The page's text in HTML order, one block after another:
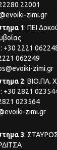
22001
zimi.gr
1: ΠΕΙ
+30 2221
062249
zimi.gr
2: ΒΙΟ.ΠΑ.
+30 2821
023564
zimi.gr
3: